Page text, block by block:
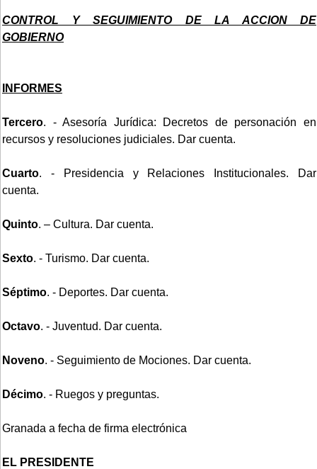
CONTROL Y SEGUIMIENTO DE LA ACCION DE
GOBIERNO
INFORMES
Tercero. - Asesoría Jurídica: Decretos de personación en
recursos y resoluciones judiciales. Dar cuenta.
Cuarto. - Presidencia y Relaciones Institucionales. Dar
cuenta.
Quinto. – Cultura. Dar cuenta.
Sexto. - Turismo. Dar cuenta.
Séptimo. - Deportes. Dar cuenta.
Octavo. - Juventud. Dar cuenta.
Noveno. - Seguimiento de Mociones. Dar cuenta.
Décimo. - Ruegos y preguntas.
Granada a fecha de firma electrónica
EL PRESIDENTE